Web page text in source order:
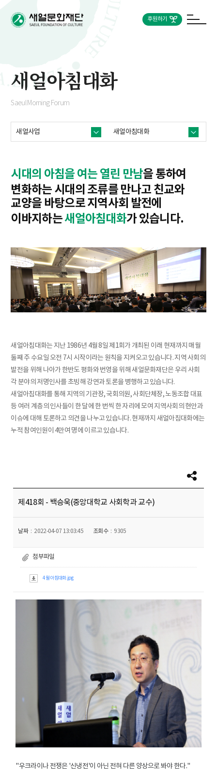
후원하기
새얼아침대화
Saeul Morning Forum
새얼사업 새얼아침대화
시대의 아침을 여는 열린 만남을 통하여
변화하는 시대의 조류를 만나고 친교와
교양을 바탕으로지역사회 발전에
이바지하는새얼아침대화가 있습니다.
새얼아침대화는 지난 1986년 4월 8일 제1회가 개최된 이래 현재까지 매월
둘째 주 수요일 오전 7시 시작이라는 원칙을 지켜오고 있습니다. 지역 사회의
발전을 위해 나아가 한반도 평화와 번영을 위해 새얼문화재단은 우리 사회
각 분야의 저명인사를 초빙해 강연과 토론을 병행하고 있습니다.
새얼아침대화를 통해 지역의 기관장, 국회의원, 사회단체장, 노동조합 대표
등 여러 계층의 인사들이 한 달에 한 번씩 한 자리에 모여 지역사회의 현안과
이슈에 대해 토론하고 의견을 나누고 있습니다. 현재까지 새얼아침대화에는
누적 참여인원이 4만여 명에 이르고 있습니다.
제418회 - 백승욱(중앙대학교 사회학과 교수)
날짜 2022-04-07 13:03:45 조회수 9305
첨부파일
4월 아침대화.jpg
"우크라이나 전쟁은 '신냉전'이 아닌 전혀 다른 양상으로 봐야 한다."